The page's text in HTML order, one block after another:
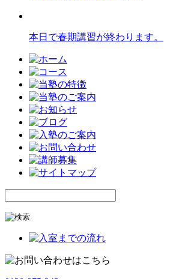
本日で春期講習が終わります。